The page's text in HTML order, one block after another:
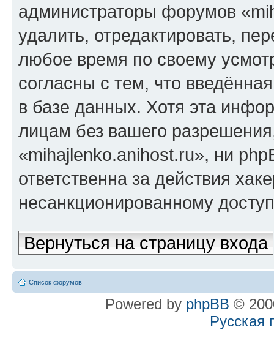
администраторы форумов
удалить, отредактировать,
любое время по своему
согласны с тем, что
в базе данных. Хотя эта
лицам без вашего
«mihajlenko.anihost.ru», ни
ответственна за действия
несанкционированному
Вернуться на страницу входа
Список форумов
Powered by phpBB ©
Русская